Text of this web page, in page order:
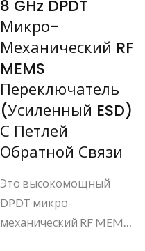
8 GHz DPDT
Микро-
Механический RF
MEMS
Переключатель
(усиленный ESD)
С Петлей
Обратной Связи
Это высокомощный
DPDT микро-
механический RF MEMS